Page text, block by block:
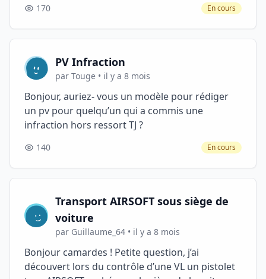
170 En cours
PV Infraction
par Touge • il y a 8 mois
Bonjour, auriez- vous un modèle pour rédiger
un pv pour quelqu’un qui a commis une
infraction hors ressort TJ ?
140 En cours
Transport AIRSOFT sous siège de
voiture
par Guillaume_64 • il y a 8 mois
Bonjour camardes ! Petite question, j’ai
découvert lors du contrôle d’une VL un pistolet